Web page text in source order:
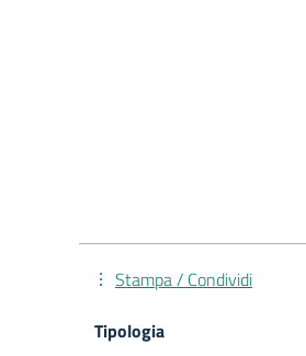
Stampa / Condividi
Tipologia